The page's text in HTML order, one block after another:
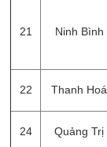
21 Ninh Bình
22 Thanh Hoá
24 Quảng Trị